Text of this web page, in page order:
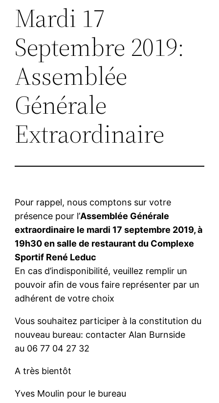
Mardi 17
Septembre 2019:
Assemblée
Générale
Extraordinaire
Pour rappel, nous comptons sur votre
présence pour l’Assemblée Générale
extraordinaire le mardi 17 septembre 2019, à
19h30 en salle de restaurant du Complexe
Sportif René Leduc
En cas d’indisponibilité, veuillez remplir un
pouvoir afin de vous faire représenter par un
adhérent de votre choix
Vous souhaitez participer à la constitution du
nouveau bureau: contacter Alan Burnside
au 06 77 04 27 32
A très bientôt
Yves Moulin pour le bureau